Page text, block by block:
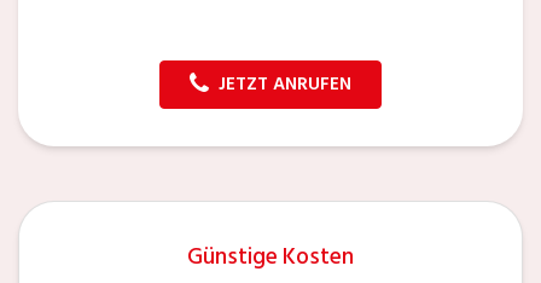
JETZT ANRUFEN
Günstige Kosten